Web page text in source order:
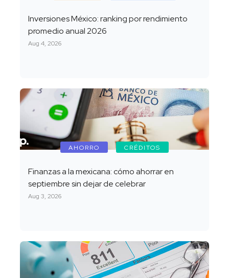
Inversiones México: ranking por rendimiento
promedio anual 2026
Aug 4, 2026
AHORRO CRÉDITOS
Finanzas a la mexicana: cómo ahorrar en
septiembre sin dejar de celebrar
Aug 3, 2026